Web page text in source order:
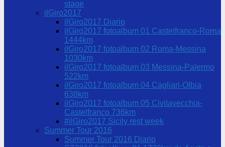
stage
ilGiro2017
ilGiro2017 Diario
ilGiro2017 fotoalbum 01 Castelfranco-Roma
1444km
ilGiro2017 fotoalbum 02 Roma-Messina
1030km
ilGiro2017 fotoalbum 03 Messina-Palermo
522km
ilGiro2017 fotoalbum 04 Cagliari-Olbia
638km
ilGiro2017 fotoalbum 05 Civitavecchia-
Castelfranco 736km
#ilGiro2017 Sicily rest week
Summer Tour 2016
Summer Tour 2016 Diario